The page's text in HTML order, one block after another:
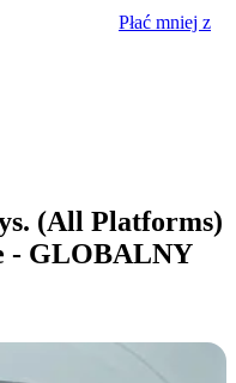
Płać mniej z
(All Platforms)
- GLOBALNY